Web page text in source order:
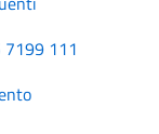
7199 111